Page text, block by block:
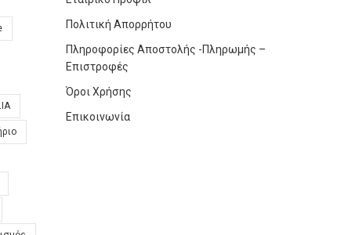
Πολιτική Απορρήτου
Πληροφορίες Αποστολής -Πληρωμής –
Επιστροφές
Όροι Χρήσης
Επικοινωνία